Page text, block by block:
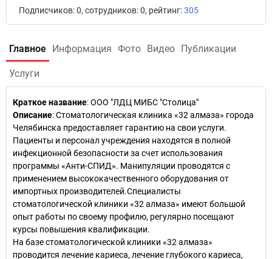
Подписчиков: 0, сотрудников: 0, рейтинг:305
Главное Информация Фото Видео Публикации
Услуги
Краткое название:ООО "ЛДЦ МИБС "Столица"
Описание: Стоматологическая клиника «32 алмаза» города
Челябинска предоставляет гарантию на свои услуги.
Пациенты и персонал учреждения находятся в полной
инфекционной безопасности за счет использования
программы «Анти-СПИД». Манипуляции проводятся с
применением высококачественного оборудования от
импортных производителей.Специалисты
стоматологической клиники «32 алмаза» имеют большой
опыт работы по своему профилю, регулярно посещают
курсы повышения квалификации.
На базе стоматологической клиники «32 алмаза»
проводится лечение кариеса, лечение глубокого кариеса,